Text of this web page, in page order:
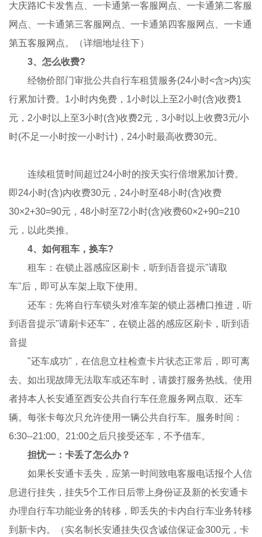
大庆路IC卡发售点、一卡通第一客服网点、一卡通第二客服
网点、一卡通第三客服网点、一卡通第四客服网点、一卡通
第五客服网点。（详细地址往下）
3、怎么收费?
经物价部门审批公共自行车租赁服务(24小时<含>内)实
行累加计费。1小时内免费，1小时以上至2小时(含)收费1
元，2小时以上至3小时(含)收费2元，3小时以上收费3元/小
时(不足一小时按一小时计)，24小时最高收费30元。
连续租赁时间超过24小时的按天实行倍增累加计费。
即24小时(含)内收费30元，24小时至48小时(含)收费
30×2+30=90元，48小时至72小时(含)收费60×2+90=210
元，以此类推。
4、如何租车，换车?
租车：在锁止器感应区刷卡，听到语音提示"请取
车"后，即可从车架上取下使用。
还车：先将自行车锁头对准车架的锁止器槽口推进，听
到语音提示"请刷卡还车"，在锁止器的感应区刷卡，听到语
音提
"还车成功"，在信息立柱检查卡片状态正常后，即可离
去。如出现故障无法取车或还车时，请拨打服务热线。使用
者持本人长安通至西安公共自行车任意服务网点取、还车
辆。每张卡每次只允许使用一辆公共自行车。服务时间：
6:30--21:00。21:00之后只接受还车，不予借车。
担忧一：卡丢了怎么办？
如果长安通卡丢失，应第一时间致电客服电话报个人信
息进行挂失，挂失5个工作日后带上身份证及新的长安通卡
办理自行车功能业务的转移，即丢失的卡内自行车业务转移
到新卡内。（实名制长安通挂失仅含诚信保证金300元，卡